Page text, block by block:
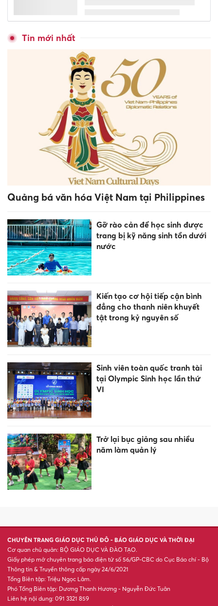
Tin mới nhất
Quảng bá văn hóa Việt Nam tại Philippines
Gỡ rào cản để học sinh được
trang bị kỹ năng sinh tồn dưới
nước
Kiến tạo cơ hội tiếp cận bình
đẳng cho thanh niên khuyết
tật trong kỷ nguyên số
Sinh viên toàn quốc tranh tài
tại Olympic Sinh học lần thứ
VI
Trở lại bục giảng sau nhiều
năm làm quản lý
CHUYÊN TRANG GIÁO DỤC THỦ ĐÔ - BÁO GIÁO DỤC VÀ THỜI ĐẠI
Cơ quan chủ quản: BỘ GIÁO DỤC VÀ ĐÀO TẠO.
Giấy phép mở chuyên trang báo điện tử số 56/GP-CBC do Cục Báo chí - Bộ
Thông tin & Truyền thông cấp ngày 24/6/2021
Tổng Biên tập: Triệu Ngọc Lâm.
Phó Tổng Biên tập: Dương Thanh Hương - Nguyễn Đức Tuân
Liên hệ nội dung: 091 3321 859